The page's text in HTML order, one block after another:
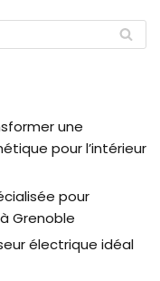
une
pour l’intérieur
pour
Grenoble
électrique idéal